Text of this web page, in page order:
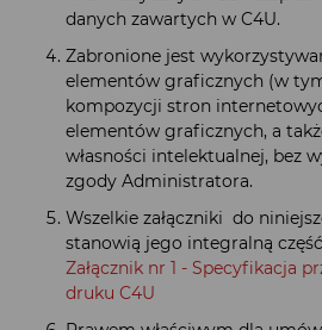
danych zawartych w C4U.
Zabronione jest
elementów graficznych (w
kompozycji stron
elementów graficznych, a
własności intelektualnej, bez
zgody Administratora.
Wszelkie załączniki do
stanowią jego integralną
Załącznik nr 1 - Specyfikacja
druku C4U